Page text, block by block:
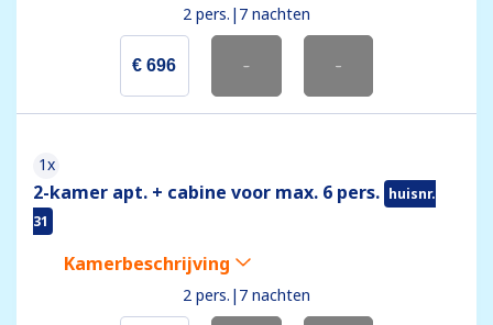
2 pers. | 7 nachten
€ 696 - -
1x
2-kamer apt. + cabine voor max. 6 pers. huisnr.
31
Kamerbeschrijving
2 pers. | 7 nachten